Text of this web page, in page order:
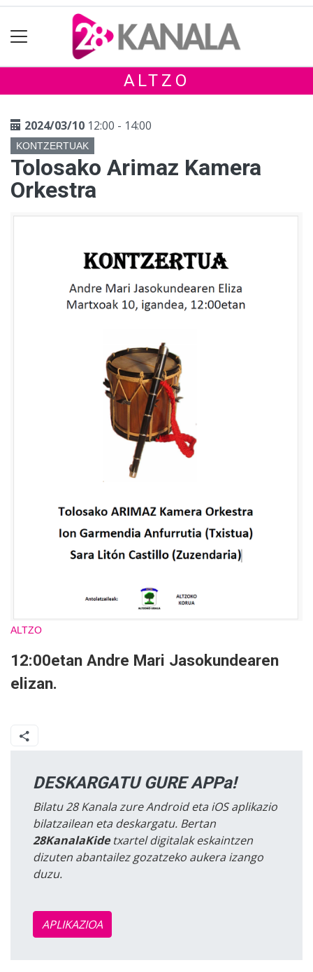
ALTZO
2024/03/10 12:00 - 14:00
KONTZERTUAK
Tolosako Arimaz Kamera
Orkestra
ALTZO
12:00etan Andre Mari Jasokundearen
elizan.
DESKARGATU GURE APPa!
Bilatu 28 Kanala zure Android eta iOS aplikazio
bilatzailean eta deskargatu. Bertan
28KanalaKidetxartel digitalak eskaintzen
dizuten abantailez gozatzeko aukera izango
duzu.
APLIKAZIOA